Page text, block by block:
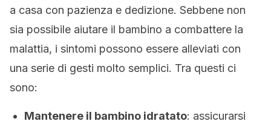
a casa con pazienza e dedizione. Sebbene non
sia possibile aiutare il bambino a combattere la
malattia, i sintomi possono essere alleviati con
una serie di gesti molto semplici. Tra questi ci
sono:
Mantenere il bambino idratato: assicurarsi